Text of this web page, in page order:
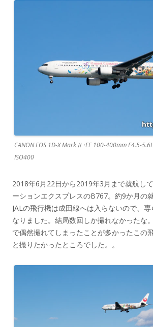
CANON EOS 1D-X MarkⅡ･EF 100-400mm F4.5-
ISO400
2018年6月22日から2019年3月まで就航し
ーションエクスプレスのB767。約9か月の
JALの飛行機は成田線へは入らないので、
なりました。結局数回しか撮れなかったな
で偶然撮れてしまったことが多かったこの
と撮りたかったところでした。。